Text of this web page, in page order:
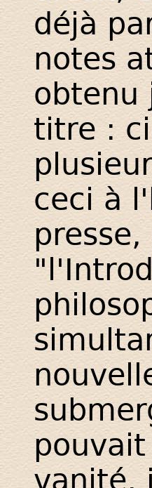
déjà
notes
obtenu
titre :
ceci à
vanité,